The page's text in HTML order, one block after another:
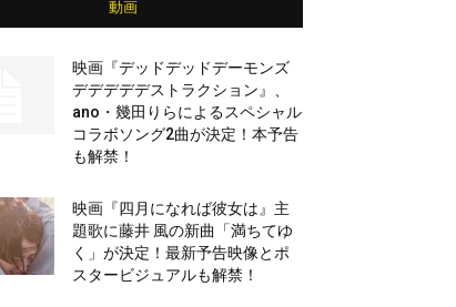
動画
映画『デッドデッドデーモンズ
デデデデデストラクション』、
ano・幾田りらによるスペシャル
コラボソング2曲が決定！本予告
も解禁！
映画『四月になれば彼女は』主
題歌に藤井 風の新曲「満ちてゆ
く」が決定！最新予告映像とポ
スタービジュアルも解禁！